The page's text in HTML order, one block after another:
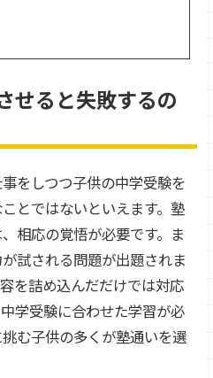
せると失敗するの
をしつつ子供の中学受験を
とではないといえます。塾
相応の覚悟が必要です。ま
試される問題が出題されま
を詰め込んだだけでは対応
学受験に合わせた学習が必
む子供の多くが塾通いを選